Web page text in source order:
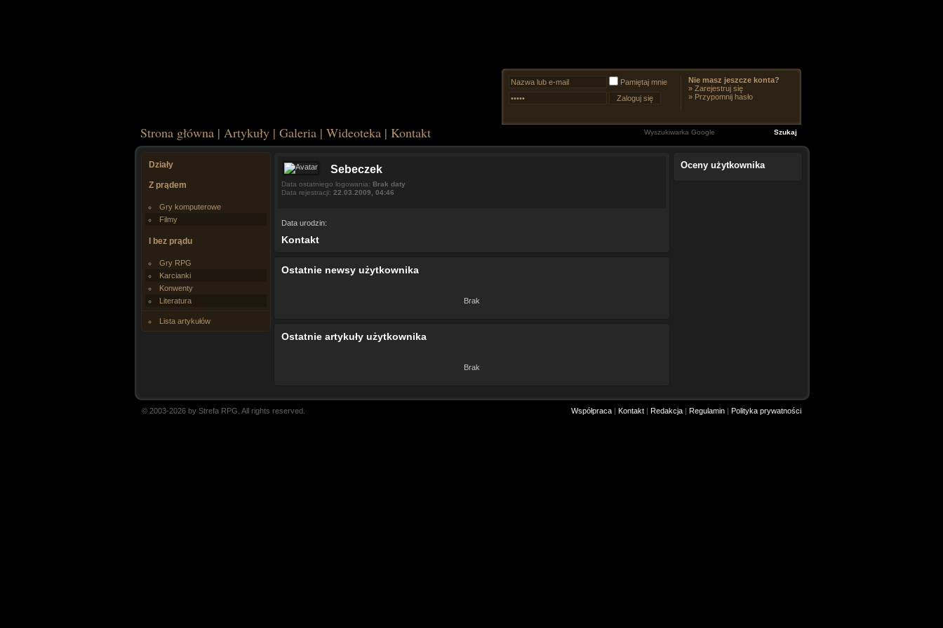
Pamiętaj mnie
Nie masz jeszcze konta?
» Zarejestruj się
» Przypomnij hasło
Strona główna | Artykuły | Galeria | Wideoteka | Kontakt
Działy
Z prądem
Gry komputerowe
Filmy
I bez prądu
Gry RPG
Karcianki
Konwenty
Literatura
Lista artykułów
Sebeczek
Data ostatniego logowania: Brak daty
Data rejestracji: 22.03.2009, 04:46
Data urodzin:
Kontakt
Ostatnie newsy użytkownika
Brak
Ostatnie artykuły użytkownika
Brak
Oceny użytkownika
© 2003-2026 by Strefa RPG. All rights reserved. Współpraca | Kontakt | Redakcja | Regulamin | Polityka prywatności